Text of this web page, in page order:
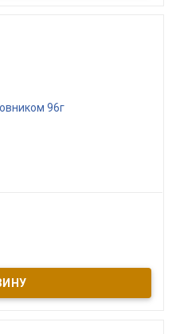
рецепту. Сушенный
и варятся вместе с